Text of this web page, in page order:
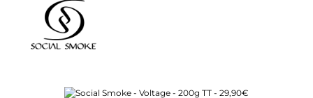
Bildergalerie überspringen